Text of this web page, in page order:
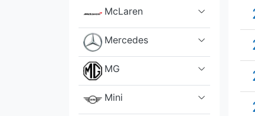
McLaren
Mercedes
MG
Mini